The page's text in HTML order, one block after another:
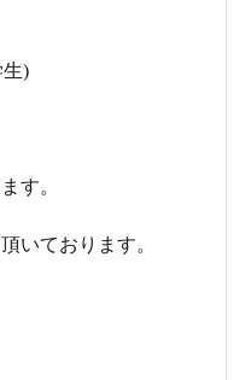
)
す。
いております。